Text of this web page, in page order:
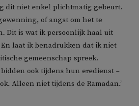
dit niet enkel plichtmatig gebeurt.
of angst om het te
Dit is wat ik persoonlijk haal uit
laat ik benadrukken dat ik niet
gemeenschap spreek.
ook tijdens hun eredienst –
Alleen niet tijdens de Ramadan.’